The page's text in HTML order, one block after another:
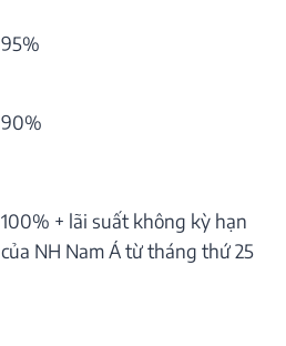
95%
90%
100% + lãi suất không kỳ hạn
của NH Nam Á từ tháng thứ 25